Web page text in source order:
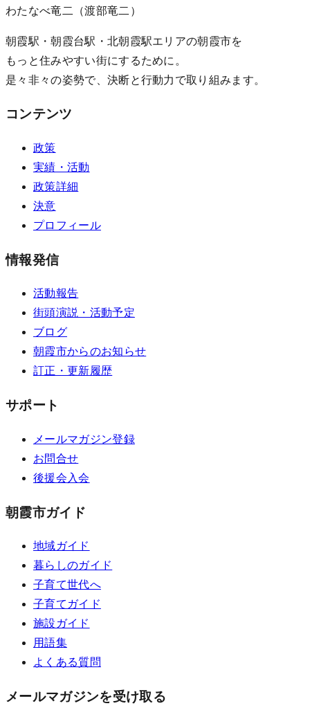
わたなべ竜二 （渡部竜二）
朝霞駅・朝霞台駅・北朝霞駅エリアの朝霞市を
もっと住みやすい街にするために。
是々非々の姿勢で、決断と行動力で取り組みます。
コンテンツ
政策
実績・活動
政策詳細
決意
プロフィール
情報発信
活動報告
街頭演説・活動予定
ブログ
朝霞市からのお知らせ
訂正・更新履歴
サポート
メールマガジン登録
お問合せ
後援会入会
朝霞市ガイド
地域ガイド
暮らしのガイド
子育て世代へ
子育てガイド
施設ガイド
用語集
よくある質問
メールマガジンを受け取る